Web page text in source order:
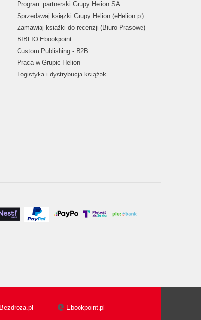
Program partnerski Grupy Helion SA
Sprzedawaj książki Grupy Helion (eHelion.pl)
Zamawiaj książki do recenzji (Biuro Prasowe)
BIBLIO Ebookpoint
Custom Publishing - B2B
Praca w Grupie Helion
Logistyka i dystrybucja książek
Bezdroza.pl Ebookpoint.pl